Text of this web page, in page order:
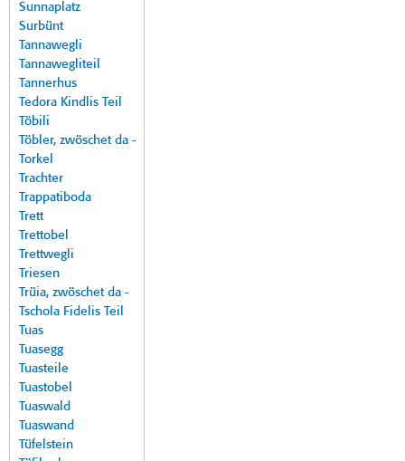
Sunnaplatz
Surbünt
Tannawegli
Tannawegliteil
Tannerhus
Tedora Kindlis Teil
Töbili
Töbler, zwöschet da -
Torkel
Trachter
Trappatiboda
Trett
Trettobel
Trettwegli
Triesen
Trüia, zwöschet da -
Tschola Fidelis Teil
Tuas
Tuasegg
Tuasteile
Tuastobel
Tuaswald
Tuaswand
Tüfelstein